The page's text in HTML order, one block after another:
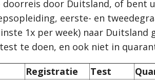
door Duitsland, of bent u
eerste- en
1x per week) naar Duitsland
te doen, en ook niet in
Registratie
Test